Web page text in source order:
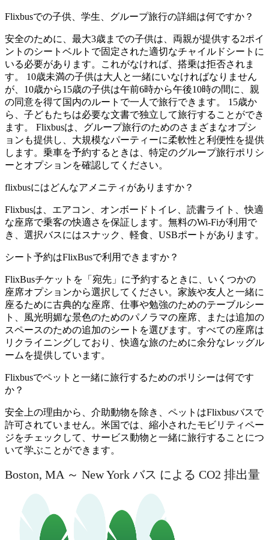
Flixbusでの子供、学生、グループ旅行の詳細は何ですか？
安全のために、最大3歳までの子供は、両親が提供する2ポイ
ントのシートベルトで固定された適切なチャイルドシートに
いる必要があります。これがなければ、搭乗は拒否されま
す。 10歳未満の子供は大人と一緒にいなければなりません
が、10歳から15歳の子供は午前6時から午後10時の間に、親
の同意を得て国内のルートで一人で旅行できます。 15歳か
ら、子どもたちは必要な文書で独立して旅行することができ
ます。 Flixbusは、グループ旅行のためのさまざまなオプシ
ョンも提供し、大規模なパーティーに柔軟性と利便性を提供
します。乗車を予約するときは、特定のグループ旅行ポリシ
ーとオプションを確認してください。
flixbusにはどんなアメニティがありますか？
Flixbusは、エアコン、オンボードトイレ、読書ライト、快適
な座席で乗客の快適さを保証します。無料のWi-Fiが利用で
き、選択バスにはスナック、軽食、USBポートがあります。
シート予約はFlixBusで利用できますか？
FlixBusチケットを「宛先」に予約するときに、いくつかの
座席オプションから選択してください。家族や友人と一緒に
座るために古典的な座席、仕事や勉強のためのテーブルシー
ト、風光明媚な景色のためのパノラマの座席、または追加の
スペースのための追加のシートを選びます。すべての座席は
リクライニングしており、快適な旅のために余分なレッグル
ームを提供しています。
Flixbusでペットと一緒に旅行するためのポリシーは何です
か？
安全上の理由から、介助動物を除き、ペットはFlixbusバスで
許可されていません。米国では、縮小されたモビリティペー
ジをチェックして、サービス動物と一緒に旅行することにつ
いて学ぶことができます。
Boston, MA ～ New York バス による CO2 排出量